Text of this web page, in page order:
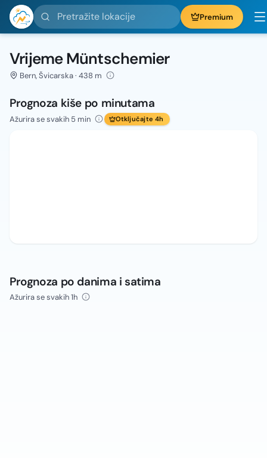
Pretražite lokacije Premium
Vrijeme Müntschemier
Bern, Švicarska · 438 m
Prognoza kiše po minutama
Ažurira se svakih 5 min Otključajte 4h
Prognoza po danima i satima
Ažurira se svakih 1h